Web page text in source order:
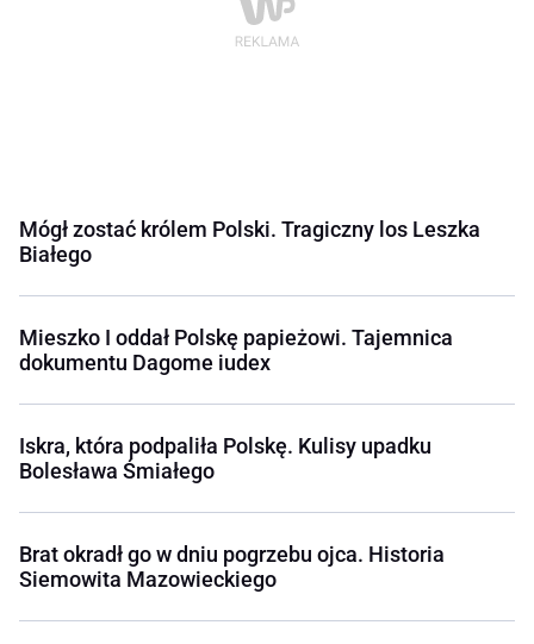
Mógł zostać królem Polski. Tragiczny los Leszka
Białego
Mieszko I oddał Polskę papieżowi. Tajemnica
dokumentu Dagome iudex
Iskra, która podpaliła Polskę. Kulisy upadku
Bolesława Śmiałego
Brat okradł go w dniu pogrzebu ojca. Historia
Siemowita Mazowieckiego